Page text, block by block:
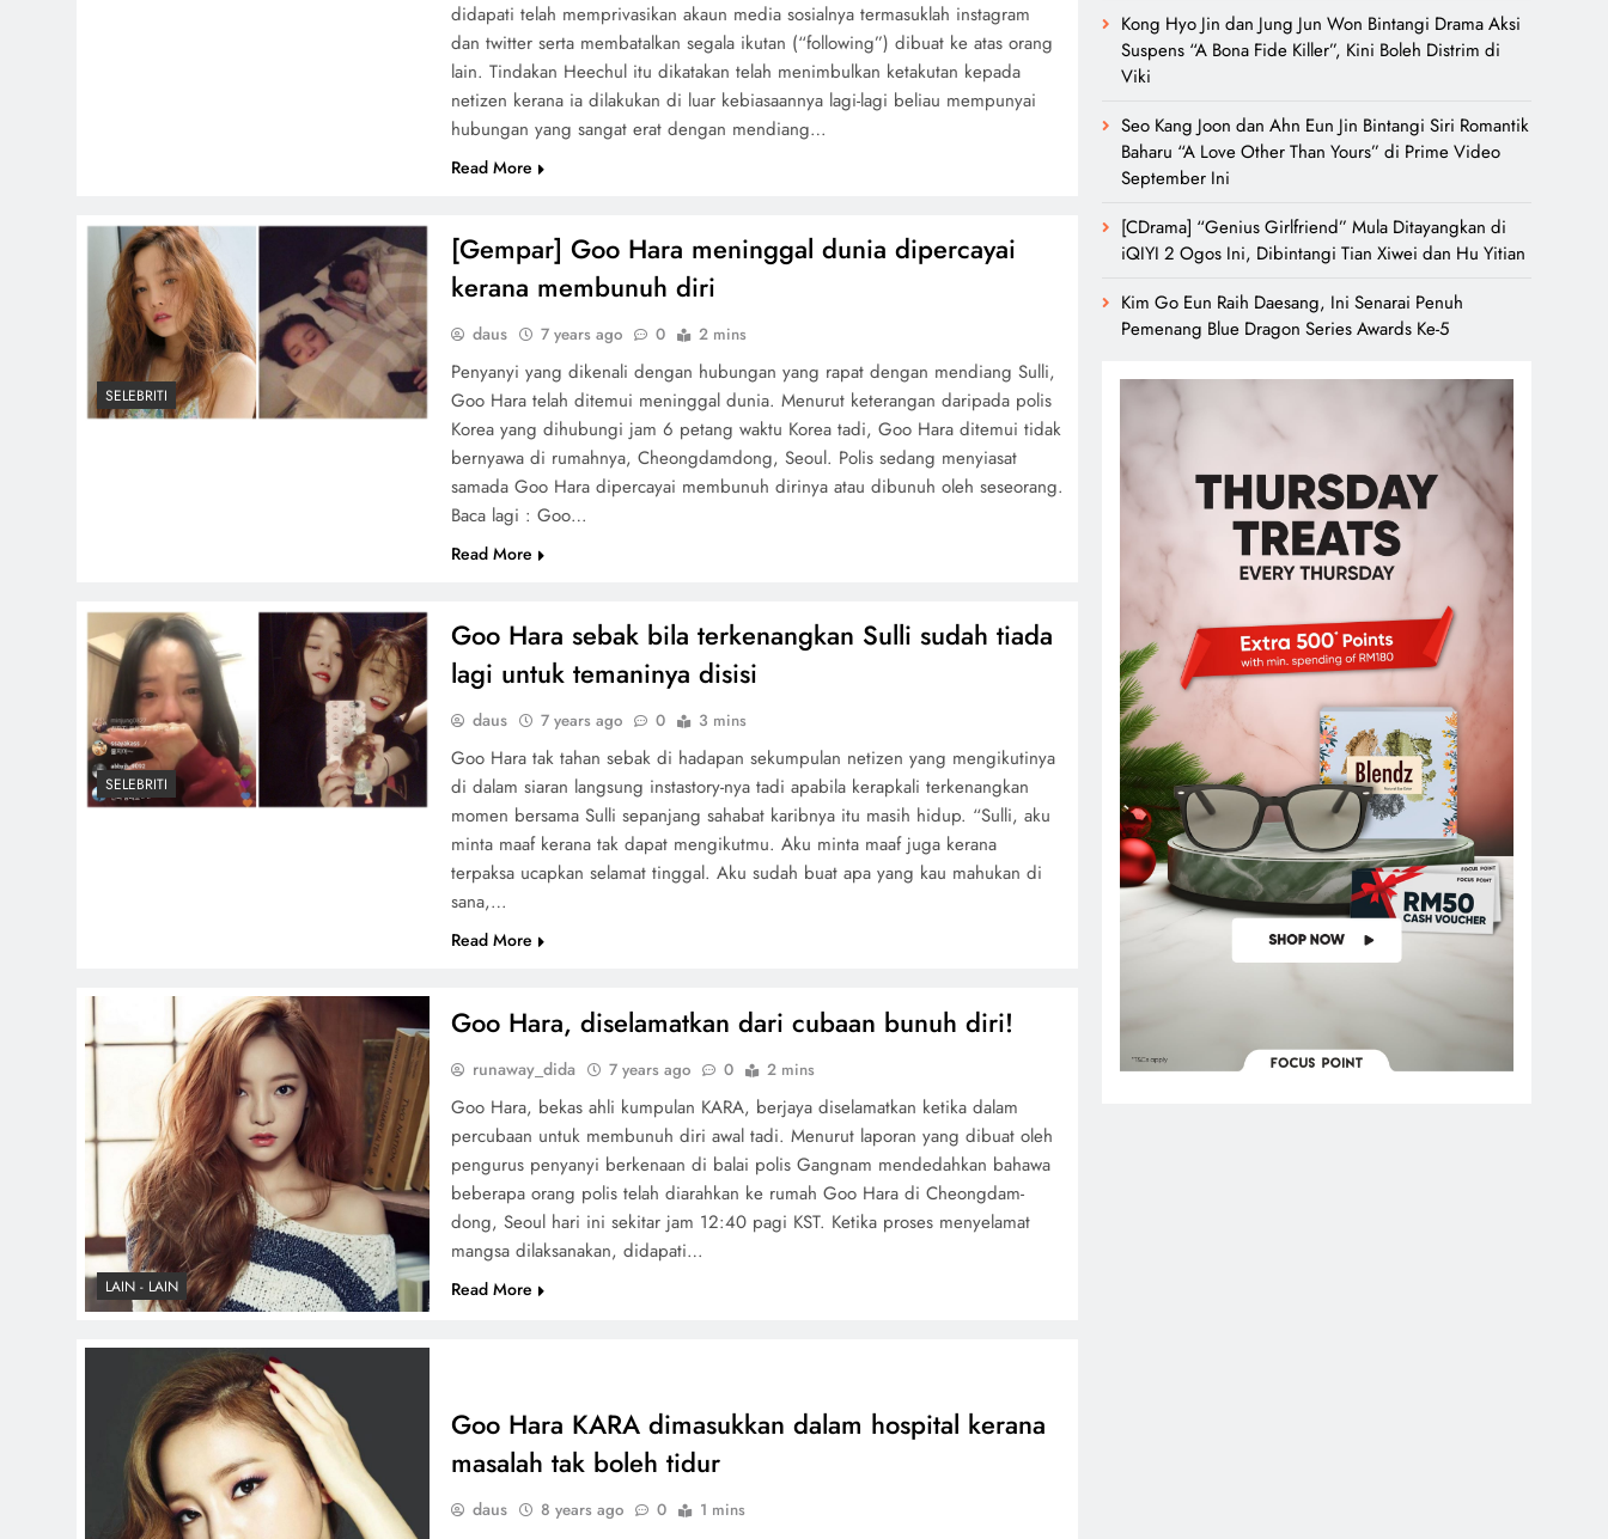
didapati telah memprivasikan akaun media sosialnya termasuklah instagram
dan twitter serta membatalkan segala ikutan (“following”) dibuat ke atas orang
lain. Tindakan Heechul itu dikatakan telah menimbulkan ketakutan kepada
netizen kerana ia dilakukan di luar kebiasaannya lagi-lagi beliau mempunyai
hubungan yang sangat erat dengan mendiang…
Read More
SELEBRITI
[Gempar] Goo Hara meninggal dunia dipercayai
kerana membunuh diri
daus 7 years ago 0 2 mins
Penyanyi yang dikenali dengan hubungan yang rapat dengan mendiang Sulli,
Goo Hara telah ditemui meninggal dunia. Menurut keterangan daripada polis
Korea yang dihubungi jam 6 petang waktu Korea tadi, Goo Hara ditemui tidak
bernyawa di rumahnya, Cheongdamdong, Seoul. Polis sedang menyiasat
samada Goo Hara dipercayai membunuh dirinya atau dibunuh oleh seseorang.
Baca lagi : Goo…
Read More
SELEBRITI
Goo Hara sebak bila terkenangkan Sulli sudah tiada
lagi untuk temaninya disisi
daus 7 years ago 0 3 mins
Goo Hara tak tahan sebak di hadapan sekumpulan netizen yang mengikutinya
di dalam siaran langsung instastory-nya tadi apabila kerapkali terkenangkan
momen bersama Sulli sepanjang sahabat karibnya itu masih hidup. “Sulli, aku
minta maaf kerana tak dapat mengikutmu. Aku minta maaf juga kerana
terpaksa ucapkan selamat tinggal. Aku sudah buat apa yang kau mahukan di
sana,…
Read More
LAIN - LAIN
Goo Hara, diselamatkan dari cubaan bunuh diri!
runaway_dida 7 years ago 0 2 mins
Goo Hara, bekas ahli kumpulan KARA, berjaya diselamatkan ketika dalam
percubaan untuk membunuh diri awal tadi. Menurut laporan yang dibuat oleh
pengurus penyanyi berkenaan di balai polis Gangnam mendedahkan bahawa
beberapa orang polis telah diarahkan ke rumah Goo Hara di Cheongdam-
dong, Seoul hari ini sekitar jam 12:40 pagi KST. Ketika proses menyelamat
mangsa dilaksanakan, didapati…
Read More
Goo Hara KARA dimasukkan dalam hospital kerana
masalah tak boleh tidur
daus 8 years ago 0 1 mins
Kong Hyo Jin dan Jung Jun Won Bintangi Drama Aksi
Suspens “A Bona Fide Killer”, Kini Boleh Distrim di
Viki
Seo Kang Joon dan Ahn Eun Jin Bintangi Siri Romantik
Baharu “A Love Other Than Yours” di Prime Video
September Ini
[CDrama] “Genius Girlfriend” Mula Ditayangkan di
iQIYI 2 Ogos Ini, Dibintangi Tian Xiwei dan Hu Yitian
Kim Go Eun Raih Daesang, Ini Senarai Penuh
Pemenang Blue Dragon Series Awards Ke-5